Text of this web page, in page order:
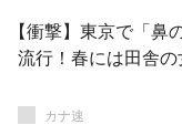
【衝撃】東京で「
流行！春には田舎の
カナ速